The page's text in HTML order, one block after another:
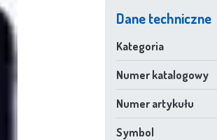
Dane techniczne
Kategoria
Numer katalogowy
Numer artykułu
Symbol